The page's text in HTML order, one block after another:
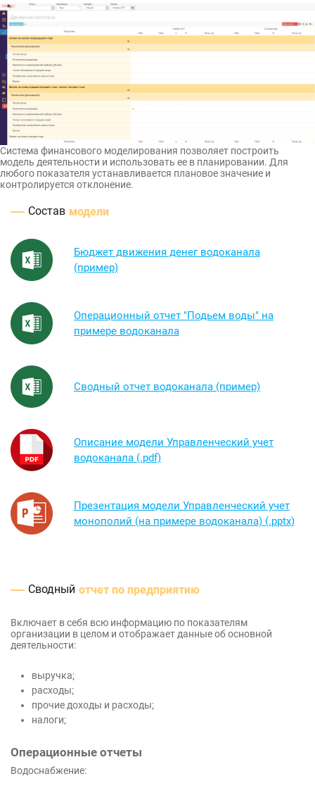
Система финансового моделирования позволяет построить
модель деятельности и использовать ее в планировании. Для
любого показателя устанавливается плановое значение и
контролируется отклонение.
Состав модели
Бюджет движения денег водоканала
(пример)
Операционный отчет "Подьем воды" на
примере водоканала
Сводный отчет водоканала (пример)
Описание модели Управленческий учет
водоканала (.pdf)
Презентация модели Управленческий учет
монополий (на примере водоканала) (.pptx)
Сводный отчет по предприятию
Включает в себя всю информацию по показателям
организации в целом и отображает данные об основной
деятельности:
выручка;
расходы;
прочие доходы и расходы;
налоги;
Операционные отчеты
Водоснабжение: